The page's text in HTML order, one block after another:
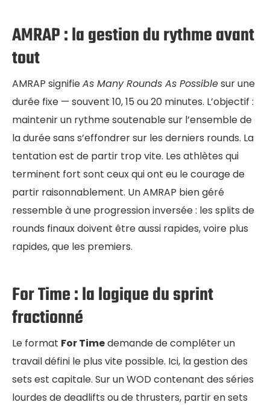
AMRAP : la gestion du rythme avant
tout
AMRAP signifieAs Many Rounds As Possiblesur une
durée fixe — souvent 10, 15 ou 20 minutes. L’objectif :
maintenir un rythme soutenable sur l’ensemble de
la durée sans s’effondrer sur les derniers rounds. La
tentation est de partir trop vite. Les athlètes qui
terminent fort sont ceux qui ont eu le courage de
partir raisonnablement. Un AMRAP bien géré
ressemble à une progression inversée : les splits de
rounds finaux doivent être aussi rapides, voire plus
rapides, que les premiers.
For Time : la logique du sprint
fractionné
Le format For Timedemande de compléter un
travail défini le plus vite possible. Ici, la gestion des
sets est capitale. Sur un WOD contenant des séries
lourdes de deadlifts ou de thrusters, partir en sets